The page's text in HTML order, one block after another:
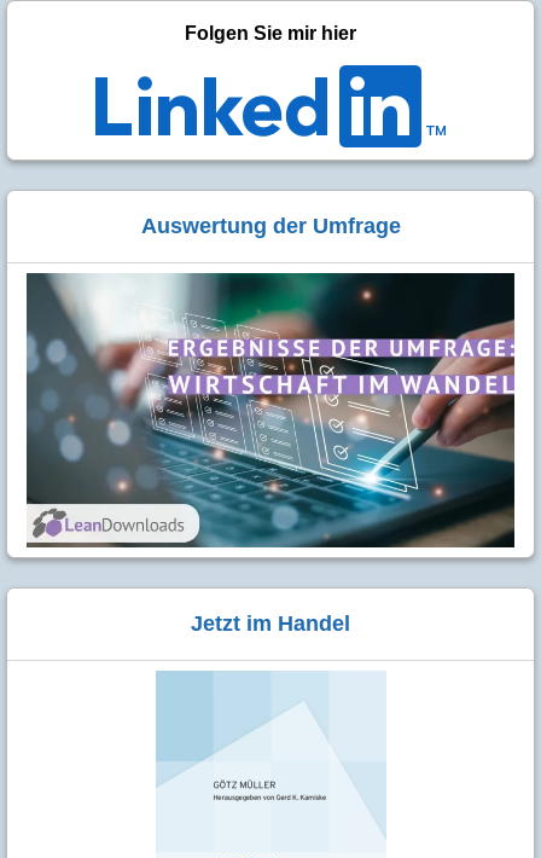
Folgen Sie mir hier
Auswertung der Umfrage
Jetzt im Handel